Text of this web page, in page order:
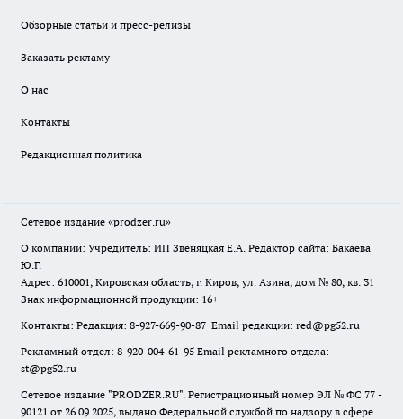
Обзорные статьи и пресс-релизы
Заказать рекламу
О нас
Контакты
Редакционная политика
Сетевое издание «prodzer.ru»
О компании: Учредитель: ИП Звеняцкая Е.А. Редактор сайта: Бакаева
Ю.Г.
Адрес: 610001, Кировская область, г. Киров, ул. Азина, дом № 80, кв. 31
Знак информационной продукции: 16+
Контакты: Редакция: 8-927-669-90-87 Email редакции: red@pg52.ru
Рекламный отдел: 8-920-004-61-95 Email рекламного отдела:
st@pg52.ru
Сетевое издание "PRODZER.RU". Регистрационный номер ЭЛ № ФС 77 -
90121 от 26.09.2025, выдано Федеральной службой по надзору в сфере